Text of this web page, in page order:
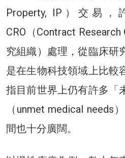
Property, IP）交易
CRO（Contract
究組織）處理，從臨床研
是在生物科技領域上比較
指目前世界上仍有許多「
（unmet medical needs
間也十分廣闊。